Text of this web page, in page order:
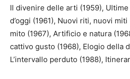
Il divenire delle arti (1959),
d’oggi (1961), Nuovi riti, nuovi miti
mito (1967), Artificio e natura
cattivo gusto (1968), Elogio della
L’intervallo perduto (1988),